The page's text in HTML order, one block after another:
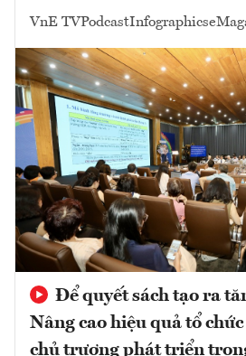
VnE TVPodcastInfographics
Để quyết sách tạo ra
Nâng cao hiệu quả tổ
chủ trương phát triển